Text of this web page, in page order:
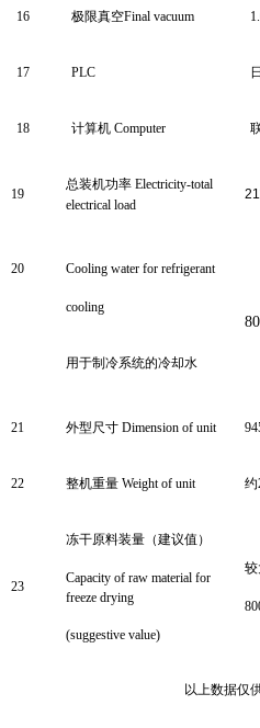
16 极限真空Final vacuum
17 PLC
18 计算机 Computer
19
总装机功率 Electricity-total
electrical load
20 Cooling water for refrigerant
cooling
用于制冷系统的冷却水
80
21 外型尺寸 Dimension of unit
22 整机重量 Weight of unit 约
23
冻干原料装量（建议值）
Capacity of raw material for
freeze drying
(suggestive value)
以上数据仅